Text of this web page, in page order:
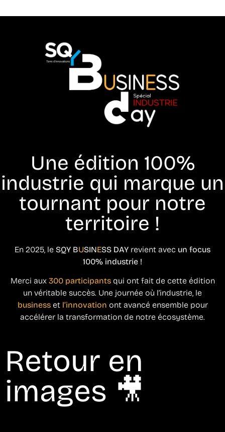
Une édition 100%
industrie qui marque un
tournant pour notre
territoire !
En 2025, le SQY BUSINESS DAY revient avec un focus
100% industrie !
Merci aux 300 participantsqui ont fait de cette édition
un véritable succès. Une journée où l’industrie, le
businesset l’innovation ont avancé ensemble pour
accélérer la transformation de notre écosystème.
Retour en
images 🎥